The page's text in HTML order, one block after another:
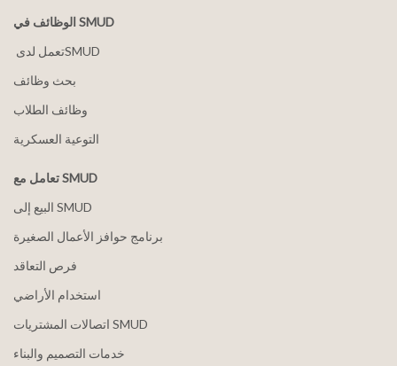
الوظائف في SMUD
بحث وظائف
وظائف الطلاب
التوعية العسكرية
تعامل مع SMUD
البيع إلى SMUD
برنامج حوافز الأعمال الصغيرة
فرص التعاقد
استخدام الأراضي
اتصالات المشتريات SMUD
خدمات التصميم والبناء